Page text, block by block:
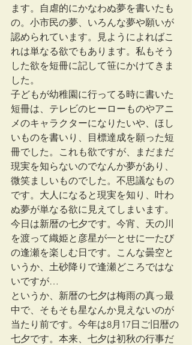
ます。自虐的にかなわぬ夢を書いたも
の。小市民の夢、いろんな夢や願いが
認められています。見ようによればこ
れは単なる欲でもあります。私もそう
した欲を短冊に記して笹にかけてきま
した。
子どもが幼稚園に行ってる時に書いた
短冊は、テレビのヒーローものやアニ
メのキャラクターになりたいや、ほし
いものを書いり、目標達成を願った短
冊でした。これも欲ですが、まだまだ
現実を知らないのでなんか夢があり、
微笑ましいものでした。不思議なもの
です。大人になると現実を知り、叶わ
ぬ夢が単なる欲に見えてしまいます。
今日は新暦の七夕です。今宵、天の川
を渡って織姫と彦星が一とせに一たび
の逢瀬を楽しむ日です。こんな曇空と
いうか、土砂降りで逢瀬どころではな
いですが…
というか、新暦の七夕は梅雨の真っ最
中で、そもそも星なんか見えないのが
当たり前です。今年は8月17日ご旧暦の
七夕です。本来、七夕は初秋の行事だ